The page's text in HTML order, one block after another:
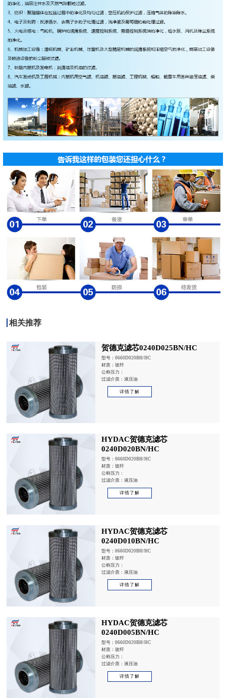
相关推荐
贺德克滤芯0240D025BN/HC
型号：0660D020BH/HC
材质：玻纤
公称压力：
过滤介质：液压油
详情了解
HYDAC贺德克滤芯
0240D020BN/HC
型号：0660D020BH/HC
材质：玻纤
公称压力：
过滤介质：液压油
详情了解
HYDAC贺德克滤芯
0240D010BN/HC
型号：0660D020BH/HC
材质：玻纤
公称压力：
过滤介质：液压油
详情了解
HYDAC贺德克滤芯
0240D005BN/HC
型号：0660D020BH/HC
材质：玻纤
公称压力：
过滤介质：液压油
详情了解